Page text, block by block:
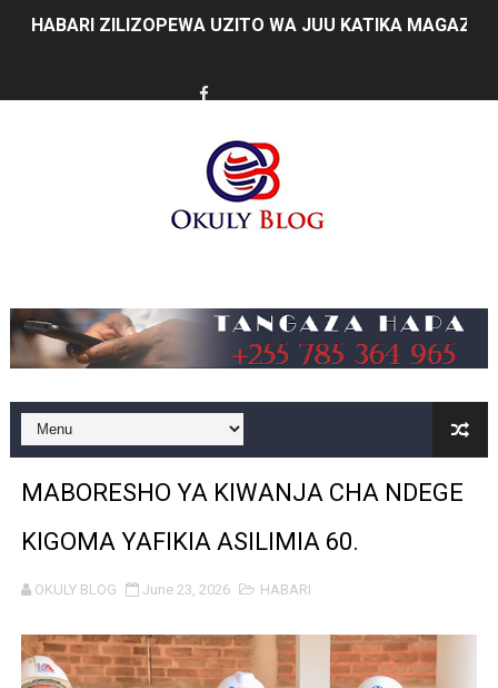
HABARI ZILIZOPEWA UZITO WA JUU KATIKA
Prof. Kabudi ahimiza matumizi ya teknolojia za kisasa
MTWALE AITAKA TARURA IENDELEE KUTOA
WAZIRI SANGU AZITAKA PSSSF,NSSF,WCF NA OSHA
MTENDAJI MKUU WMA AHAMASISHA WANANCHI
TBS YAENDELEA KUTOA ELUMU YA VIWANGO
TEKNOLOJIA YA NYUKLIA: MSAADA MKUBWA KATIKA
MABORESHO YA KIWANJA CHA NDEGE
KIGOMA YAFIKIA ASILIMIA 60.
OKULY BLOG June 23, 2026 HABARI